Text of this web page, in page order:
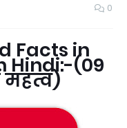
0
Facts in
Hindi:-(09
महत्व)